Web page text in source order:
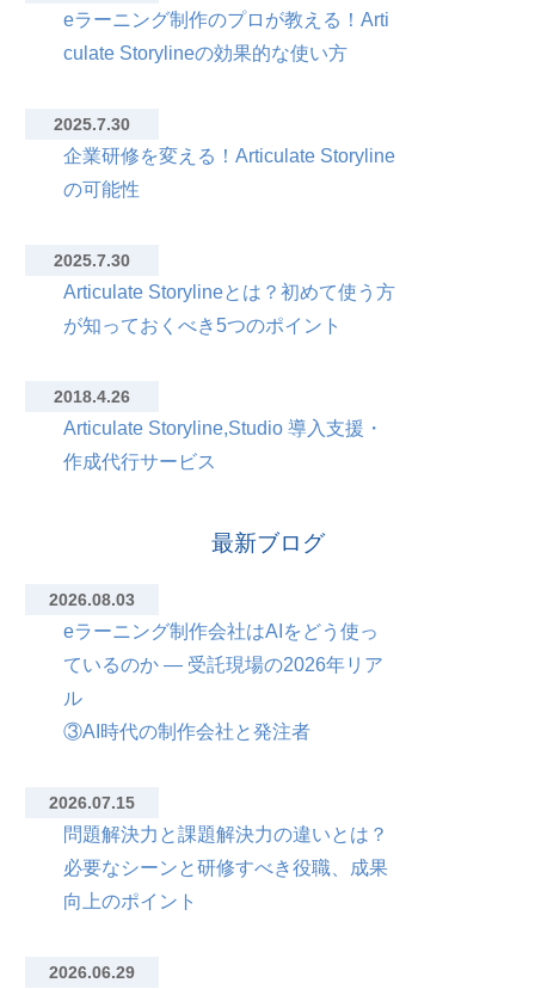
eラーニング制作のプロが教える！Arti
culate Storylineの効果的な使い方
2025.7.30
企業研修を変える！Articulate Storyline
の可能性
2025.7.30
Articulate Storylineとは？初めて使う方
が知っておくべき5つのポイント
2018.4.26
Articulate Storyline,Studio 導入支援・
作成代行サービス
最新ブログ
2026.08.03
eラーニング制作会社はAIをどう使っ
ているのか — 受託現場の2026年リア
ル
③AI時代の制作会社と発注者
2026.07.15
問題解決力と課題解決力の違いとは？
必要なシーンと研修すべき役職、成果
向上のポイント
2026.06.29